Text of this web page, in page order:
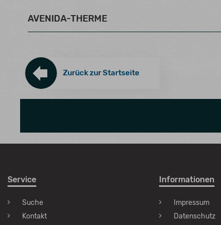
AVENIDA-THERME
Zurück zur Startseite
Service
Suche
Kontakt
Informationen
Impressum
Datenschutz